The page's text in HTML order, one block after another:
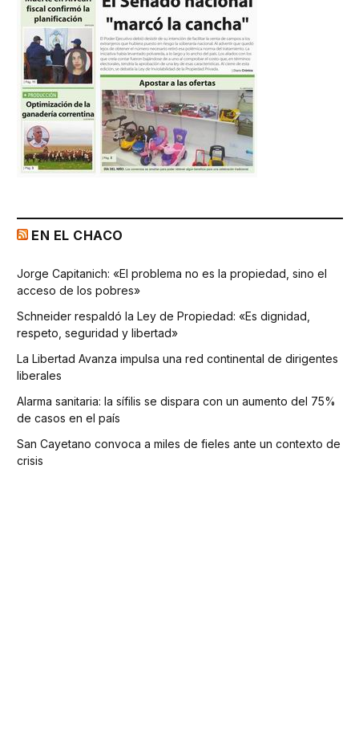
EN EL CHACO
Jorge Capitanich: «El problema no es la propiedad, sino el
acceso de los pobres»
Schneider respaldó la Ley de Propiedad: «Es dignidad,
respeto, seguridad y libertad»
La Libertad Avanza impulsa una red continental de dirigentes
liberales
Alarma sanitaria: la sífilis se dispara con un aumento del 75%
de casos en el país
San Cayetano convoca a miles de fieles ante un contexto de
crisis